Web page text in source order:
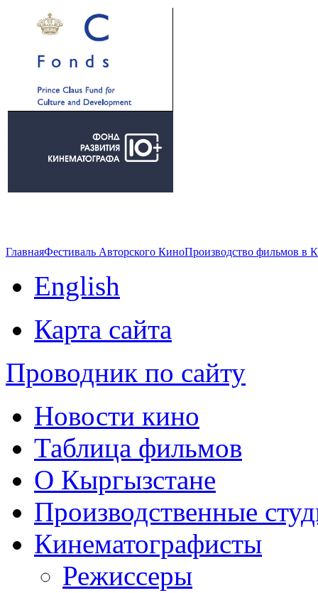
ГлавнаяФестиваль Авторского КиноПроизводство фильмов в
English
Карта сайта
Проводник по сайту
Новости кино
Таблица фильмов
О Кыргызстане
Производственные
Кинематографисты
Режиссеры